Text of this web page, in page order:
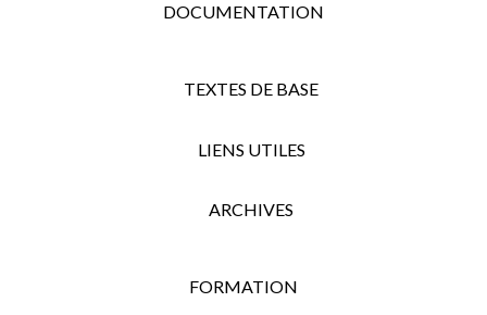
DOCUMENTATION
TEXTES DE BASE
LIENS UTILES
ARCHIVES
FORMATION